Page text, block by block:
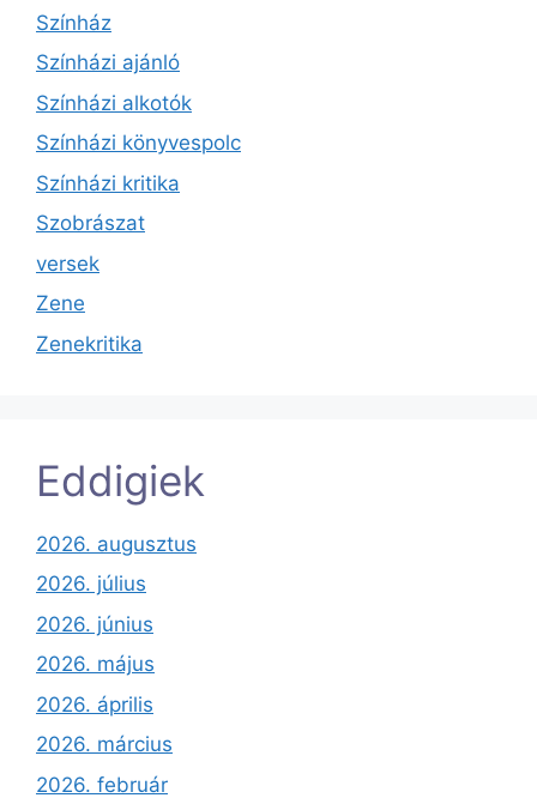
Színház
Színházi ajánló
Színházi alkotók
Színházi könyvespolc
Színházi kritika
Szobrászat
versek
Zene
Zenekritika
Eddigiek
2026. augusztus
2026. július
2026. június
2026. május
2026. április
2026. március
2026. február